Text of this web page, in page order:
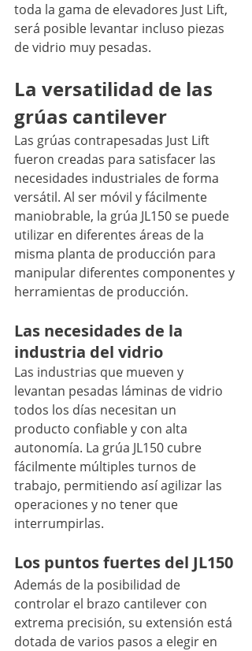
toda la gama de elevadores Just Lift,
será posible levantar incluso piezas
de vidrio muy pesadas.
La versatilidad de las
grúas cantilever
Las grúas contrapesadas Just Lift
fueron creadas para satisfacer las
necesidades industriales de forma
versátil. Al ser móvil y fácilmente
maniobrable, la grúa JL150 se puede
utilizar en diferentes áreas de la
misma planta de producción para
manipular diferentes componentes y
herramientas de producción.
Las necesidades de la
industria del vidrio
Las industrias que mueven y
levantan pesadas láminas de vidrio
todos los días necesitan un
producto confiable y con alta
autonomía. La grúa JL150 cubre
fácilmente múltiples turnos de
trabajo, permitiendo así agilizar las
operaciones y no tener que
interrumpirlas.
Los puntos fuertes del JL150
Además de la posibilidad de
controlar el brazo cantilever con
extrema precisión, su extensión está
dotada de varios pasos a elegir en